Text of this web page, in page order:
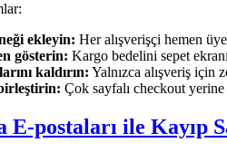
ekleyin: Her alışverişçi hemen
gösterin: Kargo bedelini sepet
kaldırın: Yalnızca alışveriş için
Çok sayfalı checkout
E-postaları ile Kayıp